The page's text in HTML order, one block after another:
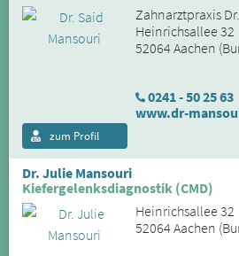
Zahnarztpraxis
Heinrichsallee 32
52064 Aachen
0241 - 50 25 63
www.dr-
zum Profil
Dr. Julie Mansouri
Kiefergelenksdiagnostik (CMD)
Heinrichsallee 32
52064 Aachen